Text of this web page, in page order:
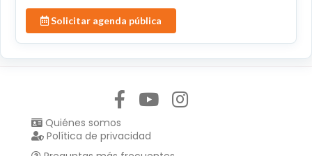
Solicitar agenda pública
Quiénes somos
Política de privacidad